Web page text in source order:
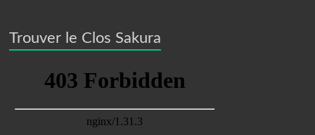
Trouver le Clos Sakura